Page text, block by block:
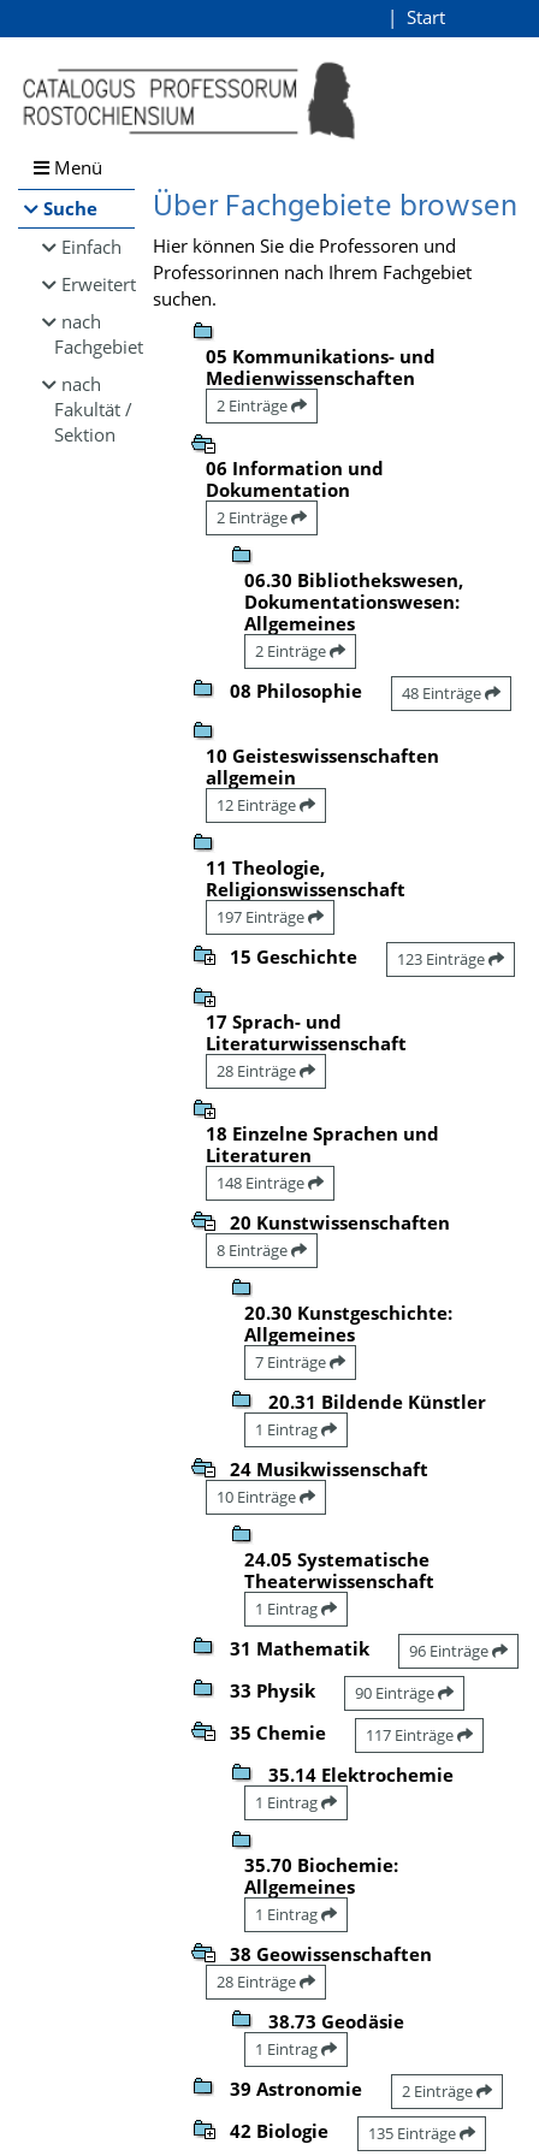
Browsen
direkt zum Inhalt
Start
Menü
Suche
Einfach
Erweitert
nach
Fachgebiet
nach
Fakultät /
Sektion
Über Fachgebiete browsen
Hier können Sie die Professoren und
Professorinnen nach Ihrem Fachgebiet
suchen.
05 Kommunikations- und
Medienwissenschaften
2 Einträge
06 Information und
Dokumentation
2 Einträge
06.30 Bibliothekswesen,
Dokumentationswesen:
Allgemeines
2 Einträge
08 Philosophie 48 Einträge
10 Geisteswissenschaften
allgemein
12 Einträge
11 Theologie,
Religionswissenschaft
197 Einträge
15 Geschichte 123 Einträge
17 Sprach- und
Literaturwissenschaft
28 Einträge
18 Einzelne Sprachen und
Literaturen
148 Einträge
20 Kunstwissenschaften
8 Einträge
20.30 Kunstgeschichte:
Allgemeines
7 Einträge
20.31 Bildende Künstler
1 Eintrag
24 Musikwissenschaft
10 Einträge
24.05 Systematische
Theaterwissenschaft
1 Eintrag
31 Mathematik 96 Einträge
33 Physik 90 Einträge
35 Chemie 117 Einträge
35.14 Elektrochemie
1 Eintrag
35.70 Biochemie:
Allgemeines
1 Eintrag
38 Geowissenschaften
28 Einträge
38.73 Geodäsie
1 Eintrag
39 Astronomie 2 Einträge
42 Biologie 135 Einträge